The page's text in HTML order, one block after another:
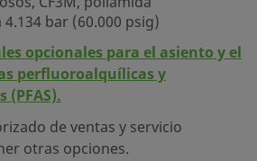
bar (60.000 psig)
opcionales para el asiento y el
perfluoroalquílicas y
de ventas y servicio
otras opciones.